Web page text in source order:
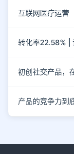
互联网医疗运营
转化率22.58% |
初创社交产品，